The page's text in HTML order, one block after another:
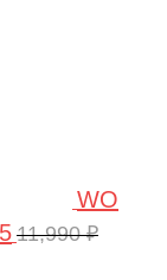
WO
11,990₽